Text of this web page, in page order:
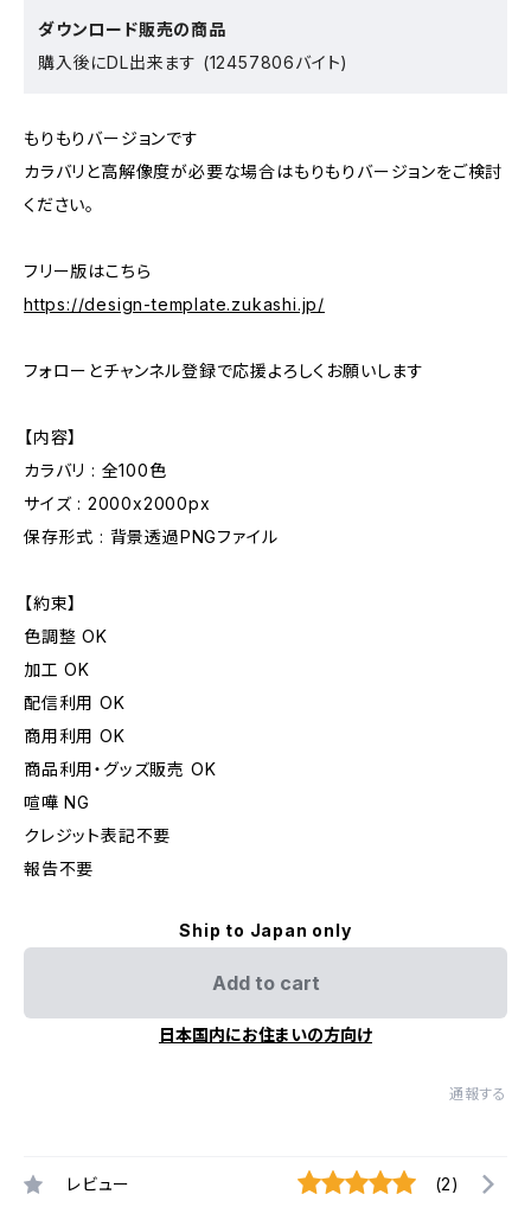
ダウンロード販売の商品
購入後にDL出来ます (12457806バイト)
もりもりバージョンです
カラバリと高解像度が必要な場合はもりもりバージョンをご検討
ください。
フリー版はこちら
https://design-template.zukashi.jp/
フォローとチャンネル登録で応援よろしくお願いします
【内容】
カラバリ : 全100色
サイズ : 2000x2000px
保存形式 : 背景透過PNGファイル
【約束】
色調整 OK
加工 OK
配信利用 OK
商用利用 OK
商品利用・グッズ販売 OK
喧嘩 NG
クレジット表記不要
報告不要
Ship to Japan only
Add to cart
日本国内にお住まいの方向け
通報する
レビュー (2)